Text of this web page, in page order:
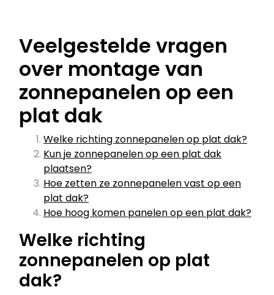
Veelgestelde vragen
over montage van
zonnepanelen op een
plat dak
Welke richting zonnepanelen op plat dak?
Kun je zonnepanelen op een plat dak
plaatsen?
Hoe zetten ze zonnepanelen vast op een
plat dak?
Hoe hoog komen panelen op een plat dak?
Welke richting
zonnepanelen op plat
dak?